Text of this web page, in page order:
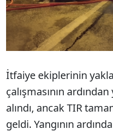
İtfaiye ekiplerinin
çalışmasının
alındı, ancak TIR
geldi. Yangının